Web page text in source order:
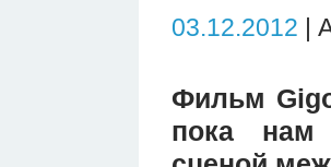
03.12.2012 |
Фильм
пока нам